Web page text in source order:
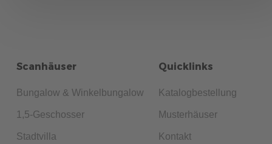
Scanhäuser
Bungalow & Winkelbungalow
1,5-Geschosser
Stadtvilla
Quicklinks
Katalogbestellung
Musterhäuser
Kontakt